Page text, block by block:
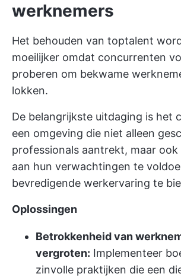
werknemers
Het behouden van toptalent
moeilijker omdat concurrenten
proberen om bekwame
lokken.
De belangrijkste uitdaging is het
een omgeving die niet alleen
professionals aantrekt, maar
aan hun verwachtingen te
bevredigende werkervaring te
Oplossingen
Betrokkenheid van
vergroten: Implementeer
zinvolle praktijken die een